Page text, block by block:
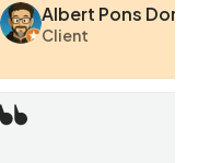
Albert Pons
Client